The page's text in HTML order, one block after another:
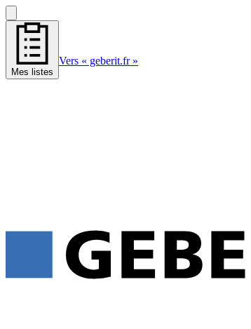
Mes listes
Vers « geberit.fr »